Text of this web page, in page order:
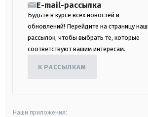
E-mail-рассылка
Будьте в курсе всех новостей и
обновлений! Перейдите на страницу
рассылок, чтобы выбрать те, которые
соответствуют вашим интересам.
К РАССЫЛКАМ
Наши приложения: